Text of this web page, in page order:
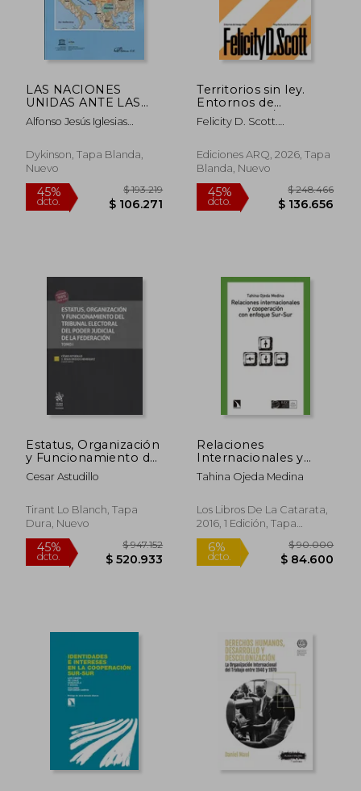
dcto. $ 233.544 dcto. $
LAS NACIONES
UNIDAS ANTE LAS
GUERRAS
YUGOSLAVAS
Alfonso Jesús Iglesias
Dykinson, Tapa Blanda,
Nuevo
45%
dcto. $ 106.271
Territorios sin ley.
Entornos de
inseguridad /
Arquitecturas de
Felicity D. Scott.
Puente
Ediciones ARQ, 2026, Tapa
Blanda, Nuevo
45%
dcto. $
Estatus, Organización
y Funcionamiento del
Tribunal Electoral del
Poder Judicial de la
/ pd.
Cesar Astudillo
Tirant Lo Blanch, Tapa
Dura, Nuevo
Relaciones
Internacionales y
Cooperación con
Enfoque Sur-Sur
Tahina Ojeda Medina
Los Libros De La Catarata,
2016, 1 Edición, Tapa
Blanda, Nuevo